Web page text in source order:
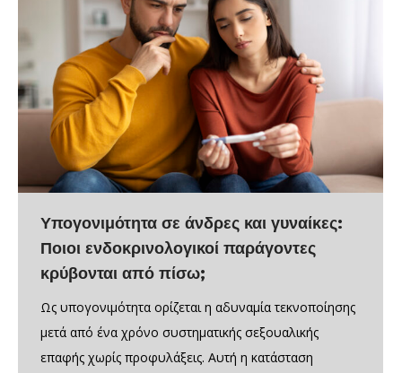
Υπογονιμότητα σε άνδρες και γυναίκες:
Ποιοι ενδοκρινολογικοί παράγοντες
κρύβονται από πίσω;
Ως υπογονιμότητα ορίζεται η αδυναμία τεκνοποίησης
μετά από ένα χρόνο συστηματικής σεξουαλικής
επαφής χωρίς προφυλάξεις. Αυτή η κατάσταση